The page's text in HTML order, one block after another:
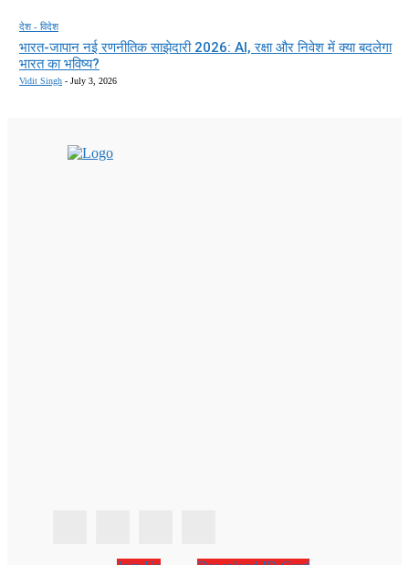
देश - विदेश
भारत-जापान नई रणनीतिक साझेदारी 2026: AI, रक्षा और निवेश में क्या बदलेगा
भारत का भविष्य?
Vidit Singh - July 3, 2026